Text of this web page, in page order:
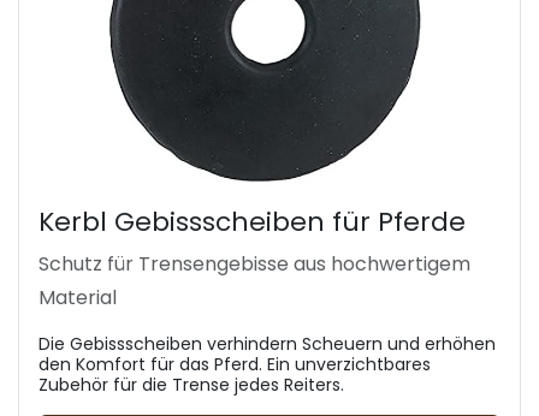
Kerbl Gebissscheiben für Pferde
Schutz für Trensengebisse aus hochwertigem
Material
Die Gebissscheiben verhindern Scheuern und erhöhen
den Komfort für das Pferd. Ein unverzichtbares
Zubehör für die Trense jedes Reiters.